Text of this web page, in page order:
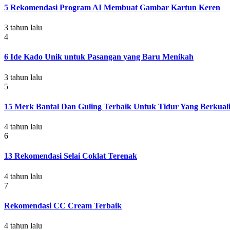
5 Rekomendasi Program AI Membuat Gambar Kartun Keren
3 tahun lalu
4
6 Ide Kado Unik untuk Pasangan yang Baru Menikah
3 tahun lalu
5
15 Merk Bantal Dan Guling Terbaik Untuk Tidur Yang
4 tahun lalu
6
13 Rekomendasi Selai Coklat Terenak
4 tahun lalu
7
Rekomendasi CC Cream Terbaik
4 tahun lalu